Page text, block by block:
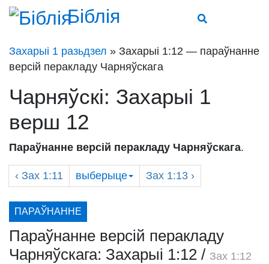
Біблія
Захарыі 1 разьдзел » Захарыі 1:12 — параўнанне
версій перакладу Чарняўскага
Чарняўскі: Захарыі 1
верш 12
Параўнанне версій перакладу Чарняўскага.
‹ Зах 1:11 выберыце Зах 1:13 ›
ПАРАЎНАННЕ
Параўнанне версій перакладу
Чарняўскага: Захарыі 1:12 / Зах 1:12